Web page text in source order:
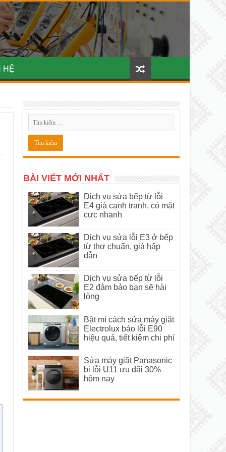
HỆ
BÀI VIẾT MỚI NHẤT
Dịch vụ sửa bếp từ lỗi
E4 giá cạnh tranh, có mặt
cực nhanh
Dịch vụ sửa lỗi E3 ở bếp
từ thợ chuẩn, giá hấp
dẫn
Dịch vụ sửa bếp từ lỗi
E2 đảm bảo bạn sẽ hài
lòng
Bật mí cách sửa máy giặt
Electrolux báo lỗi E90
hiệu quả, tiết kiệm chi phí
Sửa máy giặt Panasonic
bị lỗi U11 ưu đãi 30%
hôm nay